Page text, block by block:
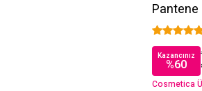
Kazancınız
%60
Cosmetica